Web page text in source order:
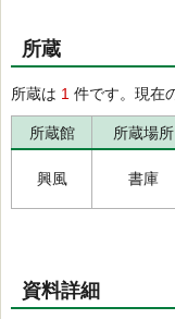
所蔵
所蔵は 1 件です。現在
所蔵館 所蔵場所
興風 書庫
資料詳細